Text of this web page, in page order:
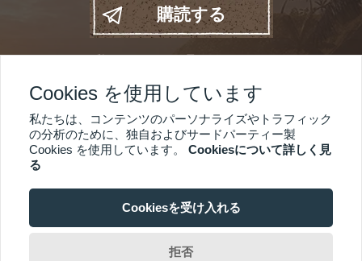
購読する
私たちをどこで見つけるか
買う
デジタルキー
18$
25$
利用規約
Cookies を使用しています
私たちは、コンテンツのパーソナライズやトラフィック
の分析のために、独自およびサードパーティー製
Cookies を使用しています。 Cookiesについて詳しく見
る
Cookiesを受け入れる
拒否